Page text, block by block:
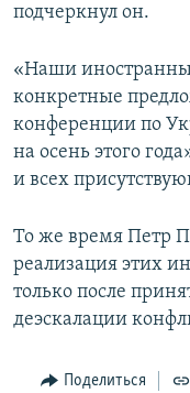
подчеркнул он.
«Наши
конкретные
конференции по
на осень этого
и всех
То же время Петр
реализация этих
только после
деэскалации
Поделиться